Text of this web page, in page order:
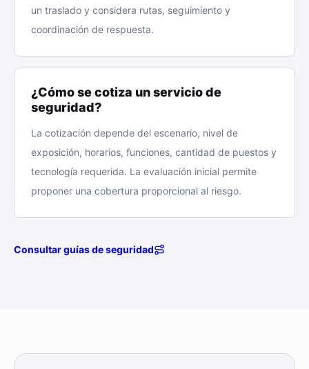
un traslado y considera rutas, seguimiento y
coordinación de respuesta.
¿Cómo se cotiza un servicio de
seguridad?
La cotización depende del escenario, nivel de
exposición, horarios, funciones, cantidad de puestos y
tecnología requerida. La evaluación inicial permite
proponer una cobertura proporcional al riesgo.
Consultar guías de seguridad